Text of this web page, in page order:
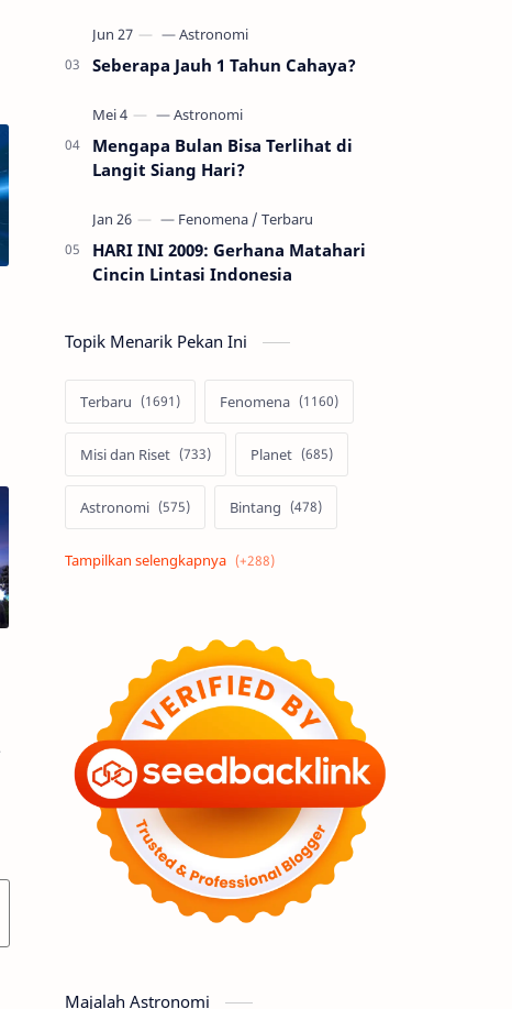
Seberapa Jauh 1 Tahun Cahaya?
Mengapa Bulan Bisa Terlihat di
Langit Siang Hari?
HARI INI 2009: Gerhana Matahari
Cincin Lintasi Indonesia
Topik Menarik Pekan Ini
Terbaru Fenomena
Misi dan Riset Planet
Astronomi Bintang
Alam semesta Galaksi
Tata Surya
Hype Astronot
Asteroid Observasi
Premium Komet
Penelitian
Satelit
Majalah Astronomi